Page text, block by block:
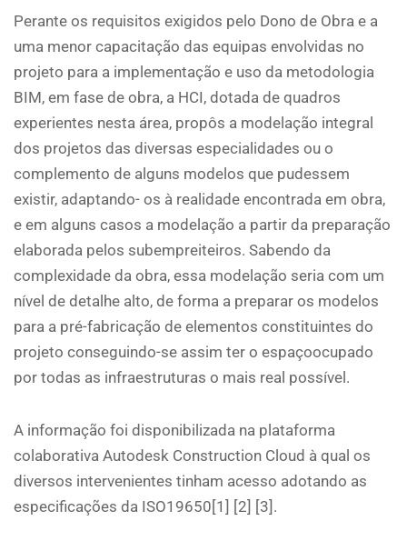
Perante os requisitos exigidos pelo Dono de Obra e a
uma menor capacitação das equipas envolvidas no
projeto para a implementação e uso da metodologia
BIM, em fase de obra, a HCI, dotada de quadros
experientes nesta área, propôs a modelação integral
dos projetos das diversas especialidades ou o
complemento de alguns modelos que pudessem
existir, adaptando- os à realidade encontrada em obra,
e em alguns casos a modelação a partir da preparação
elaborada pelos subempreiteiros. Sabendo da
complexidade da obra, essa modelação seria com um
nível de detalhe alto, de forma a preparar os modelos
para a pré-fabricação de elementos constituintes do
projeto conseguindo-se assim ter o espaçoocupado
por todas as infraestruturas o mais real possível.
A informação foi disponibilizada na plataforma
colaborativa Autodesk Construction Cloud à qual os
diversos intervenientes tinham acesso adotando as
especificações da ISO19650[1] [2] [3].